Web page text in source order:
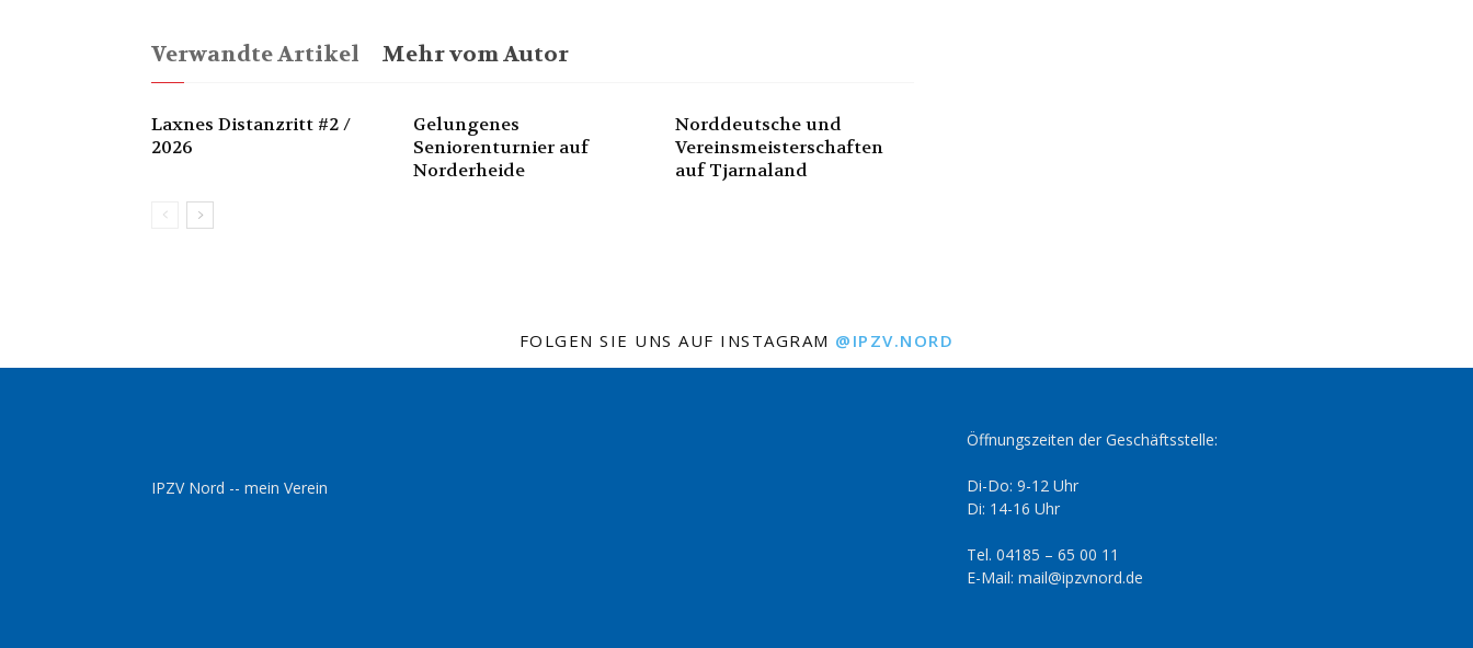
Verwandte Artikel Mehr vom Autor
Laxnes Distanzritt #2 /
2026
Gelungenes
Seniorenturnier auf
Norderheide
Norddeutsche und
Vereinsmeisterschaften
auf Tjarnaland
FOLGEN SIE UNS AUF INSTAGRAM @IPZV.NORD
IPZV Nord -- mein Verein
Öffnungszeiten der Geschäftsstelle:
Di-Do: 9-12 Uhr
Di: 14-16 Uhr
Tel. 04185 – 65 00 11
E-Mail: mail@ipzvnord.de